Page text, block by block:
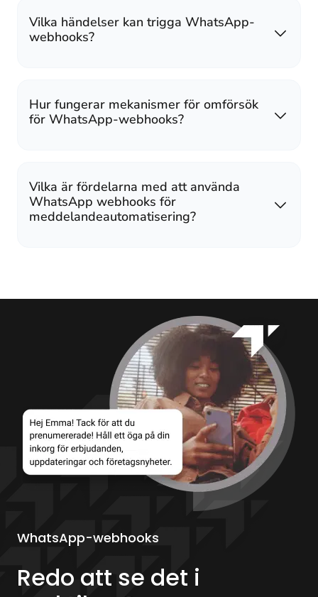
Vilka händelser kan trigga WhatsApp-
webhooks?
Hur fungerar mekanismer för omförsök
för WhatsApp-webhooks?
Vilka är fördelarna med att använda
WhatsApp webhooks för
meddelandeautomatisering?
WhatsApp-webhooks
Redo att se det i